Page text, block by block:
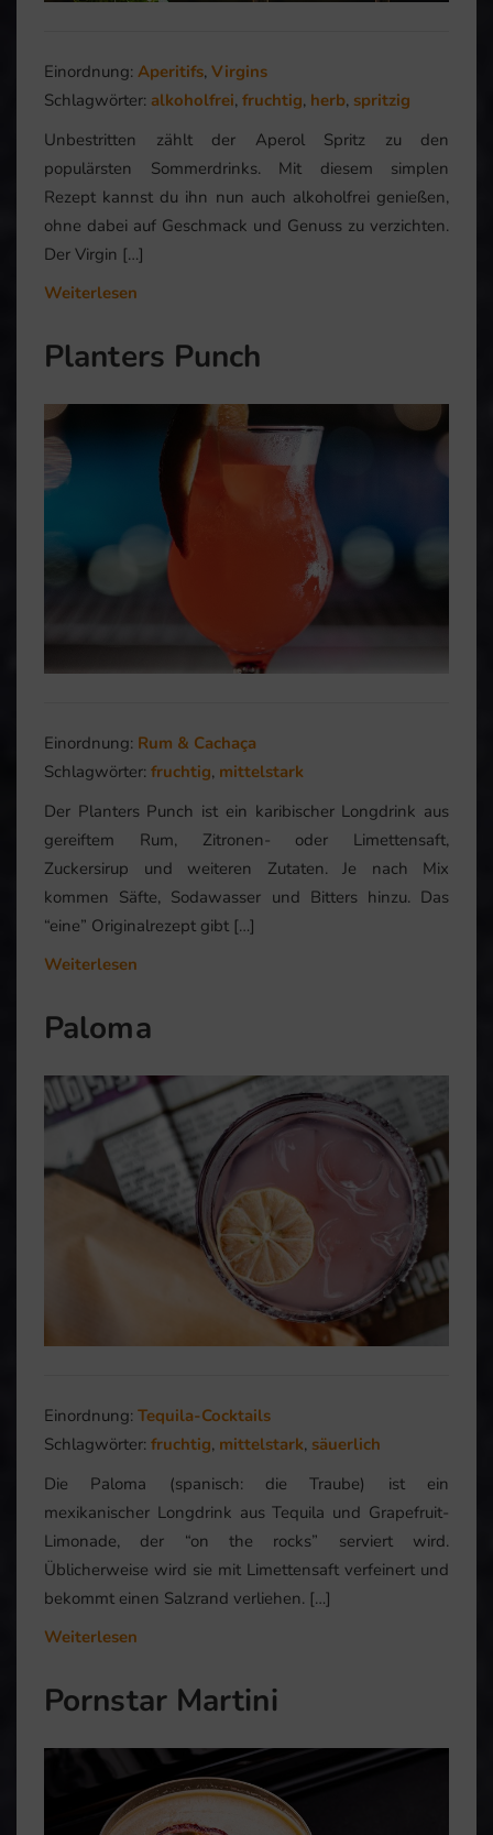
Einordnung: Aperitifs, Virgins
Schlagwörter: alkoholfrei, fruchtig, herb, spritzig
Unbestritten zählt der Aperol Spritz zu den
populärsten Sommerdrinks. Mit diesem simplen
Rezept kannst du ihn nun auch alkoholfrei genießen,
ohne dabei auf Geschmack und Genuss zu verzichten.
Der Virgin […]
Weiterlesen
Planters Punch
Einordnung: Rum & Cachaça
Schlagwörter: fruchtig, mittelstark
Der Planters Punch ist ein karibischer Longdrink aus
gereiftem Rum, Zitronen- oder Limettensaft,
Zuckersirup und weiteren Zutaten. Je nach Mix
kommen Säfte, Sodawasser und Bitters hinzu. Das
“eine” Originalrezept gibt […]
Weiterlesen
Paloma
Einordnung: Tequila-Cocktails
Schlagwörter: fruchtig, mittelstark, säuerlich
Die Paloma (spanisch: die Traube) ist ein
mexikanischer Longdrink aus Tequila und Grapefruit-
Limonade, der “on the rocks” serviert wird.
Üblicherweise wird sie mit Limettensaft verfeinert und
bekommt einen Salzrand verliehen. […]
Weiterlesen
Pornstar Martini